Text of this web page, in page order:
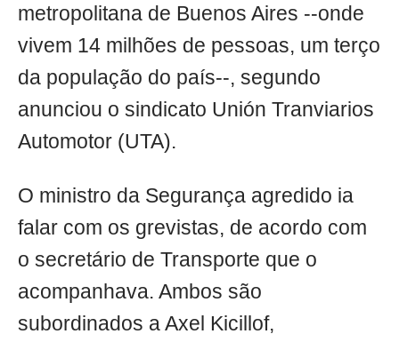
metropolitana de Buenos Aires --onde
vivem 14 milhões de pessoas, um terço
da população do país--, segundo
anunciou o sindicato Unión Tranviarios
Automotor (UTA).
O ministro da Segurança agredido ia
falar com os grevistas, de acordo com
o secretário de Transporte que o
acompanhava. Ambos são
subordinados a Axel Kicillof,